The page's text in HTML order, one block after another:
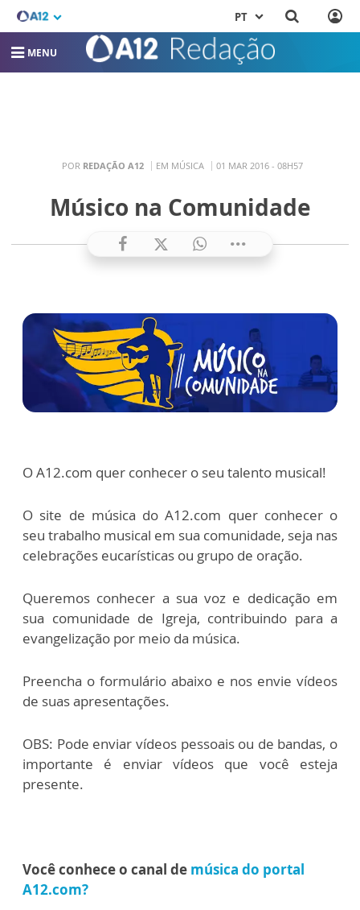
PT
MENU
POR REDAÇÃO A12 EM MÚSICA 01 MAR 2016 - 08H57
Músico na Comunidade
O A12.com quer conhecer o seu talento musical!
O site de música do A12.com quer conhecer o
seu trabalho musical em sua comunidade, seja nas
celebrações eucarísticas ou grupo de oração.
Queremos conhecer a sua voz e dedicação em
sua comunidade de Igreja, contribuindo para a
evangelização por meio da música.
Preencha o formulário abaixo e nos envie vídeos
de suas apresentações.
OBS: Pode enviar vídeos pessoais ou de bandas, o
importante é enviar vídeos que você esteja
presente.
Você conhece o canal de música do portal
A12.com?